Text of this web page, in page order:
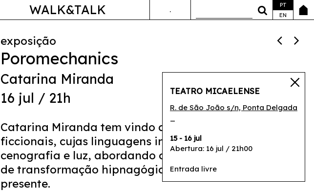
ANDA&FALA
WALK&TALK .
PT
EN
exposição
Poromechanics
Catarina Miranda
16 jul / 21h
Catarina Miranda tem vindo a desenvolver discursos
ficcionais, cujas linguagens intercetam dança, voz,
cenografia e luz, abordando o corpo como um veículo
de transformação hipnagógica e de consciência do
presente.
TEATRO MICAELENSE
R. de São João s/n, Ponta Delgada
15 - 16 jul
Abertura: 16 jul / 21h00
Entrada livre